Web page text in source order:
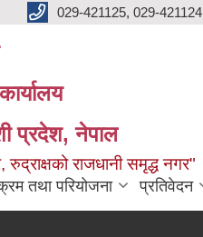
029-421125, 029-421124
प्रदेश, नेपाल
रुद्राक्षको राजधानी समृद्ध नगर"
तथा परियोजना प्रतिवेदन